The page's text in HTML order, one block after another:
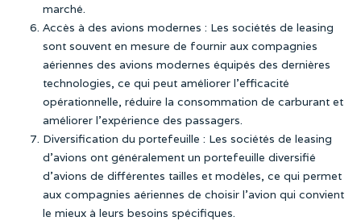
marché.
Accès à des avions modernes : Les sociétés de leasing
sont souvent en mesure de fournir aux compagnies
aériennes des avions modernes équipés des dernières
technologies, ce qui peut améliorer l’efficacité
opérationnelle, réduire la consommation de carburant et
améliorer l’expérience des passagers.
Diversification du portefeuille : Les sociétés de leasing
d’avions ont généralement un portefeuille diversifié
d’avions de différentes tailles et modèles, ce qui permet
aux compagnies aériennes de choisir l’avion qui convient
le mieux à leurs besoins spécifiques.